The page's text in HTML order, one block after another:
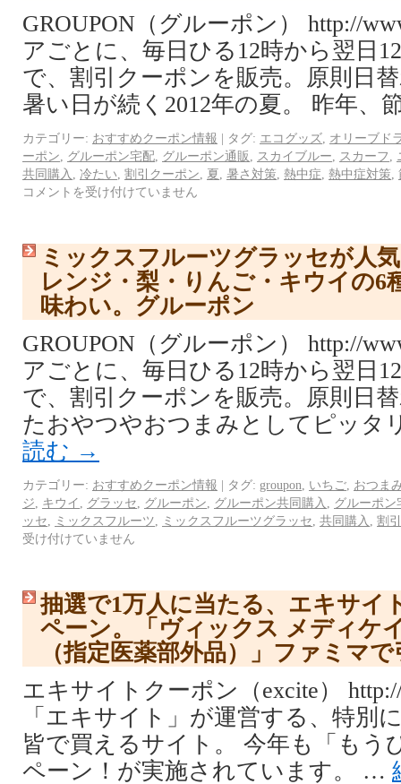
GROUPON（グルーポン） http://
アごとに、毎日ひる12時から翌日
で、割引クーポンを販売。原則日
暑い日が続く2012年の夏。 昨年
カテゴリー: おすすめクーポン情報 | タグ: エコグッズ オリーブド
ーポン
グルーポン宅配 グルーポン通販 スカイブルー スカーフ
共同購入
冷たい 割引クーポン 夏 暑さ対策 熱中症 熱中症対策
コメントを受け付けていません
ミックスフルーツグラッセが人
レンジ・梨・りんご・キウイの6
味わい。グルーポン
GROUPON（グルーポン） http://
アごとに、毎日ひる12時から翌日
で、割引クーポンを販売。原則日
たおやつやおつまみとしてピッ
読む →
カテゴリー: おすすめクーポン情報 | タグ: groupon いちご おつま
ジ
キウイ グラッセ グルーポン グルーポン共同購入
グルーポン
ッセ
ミックスフルーツ ミックスフルーツグラッセ 共同購入
割
受け付けていません
抽選で1万人に当たる、エキサイ
ペーン。「ヴィックス メディケ
（指定医薬部外品）」ファミマで
エキサイトクーポン（excite）
「エキサイト」が運営する、特別
皆で買えるサイト。 今年も「もう
ペーン！が実施されています。 …